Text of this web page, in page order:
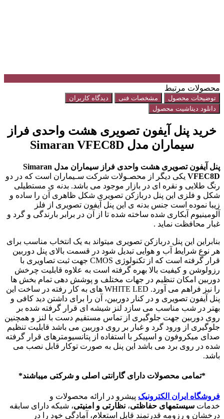
محصولات مرتبط
توضیحات محصول مشخصات فنی
دیدگاه کاربران
دانلود دیتاشیت محصول
خرید پنل آیفون تصویری هشت واحدی فراز
سیماران مدل Simaran VFEC8D
پنل آیفون تصویری هشت واحدی فراز سیماران مدل Simaran
VFEC8D یکی دیگر از محصـولات شرکت سـیماران است که در دو
رنگ طلایی و نقره ای در بازار موجود می باشد. بدنه ی مستطیلی
شکل و فلزی این پنل دربازکن تصویری شکل ظاهری آن را ساده و
زیبا نموده است جنس بدنه ی این پنل آیفون تصویری از فلز
آلومینیوم آبکاری شده ساخته شده تا از آن در برابر بارندگی و گرد و
غبار محافظت نماید .
بنابراین این پنل دربازکن تصویری میتواند به یک انتخاب مناسب برای
هر نوع شرایط آب و هوایی تبدیل شود در قسمت بالای پنل دوربین
قرار گرفته است که از تکنولوژی CMOS جهت ثبت تصاویری با
رزولوشن و کیفیت بالا بهره گرفته است به علاوه قابلیت چرخش
دوربین امکان تنظیم در جهات مختلف و پوشش دهی تمام بخش ها
را نیز فراهم می آورد. WHITE LED های به کار رفته در ساخت این
پنل آیفون تصویری و در کنار دوربین، آن را برای داشتن دید کافی و
بهتر در شب مناسب می سازد لنز شیشه ای قرار گرفته شده بر
روی دوربین جهت جلوگیری از تماس مستقیم دست با لنز و همچنین
جلوگیری از ورود گرد و غبار بر روی دوربین می باشد قابلیت تنظیم
صدای میکروفون و اسپیکر با استفاده از پتانسیومترهای قرار گرفته
شده در روی برد می باشد این پنل به صورت توکار قابل نصب می
باشد.
*تمامی محصولات دارای گارانتی اصلی و شرکتی میباشند*
فروشگاه ایران الکترونیک پیشرو در ارائه محصولات و
خدمات سیستمهای حفاظتی، نظارتی و امنیتی، شبکه دارای سابقه
درخشان و رزومه قدرتمند قابل استعلام، آمادگی خود را در